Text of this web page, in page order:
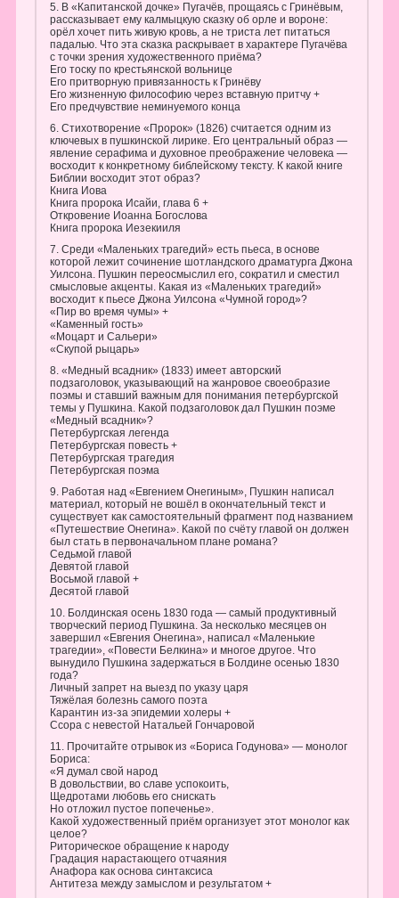
5. В «Капитанской дочке» Пугачёв, прощаясь с Гринёвым,
рассказывает ему калмыцкую сказку об орле и вороне:
орёл хочет пить живую кровь, а не триста лет питаться
падалью. Что эта сказка раскрывает в характере Пугачёва
с точки зрения художественного приёма?
Его тоску по крестьянской вольнице
Его притворную привязанность к Гринёву
Его жизненную философию через вставную притчу +
Его предчувствие неминуемого конца
6. Стихотворение «Пророк» (1826) считается одним из
ключевых в пушкинской лирике. Его центральный образ —
явление серафима и духовное преображение человека —
восходит к конкретному библейскому тексту. К какой книге
Библии восходит этот образ?
Книга Иова
Книга пророка Исайи, глава 6 +
Откровение Иоанна Богослова
Книга пророка Иезекииля
7. Среди «Маленьких трагедий» есть пьеса, в основе
которой лежит сочинение шотландского драматурга Джона
Уилсона. Пушкин переосмыслил его, сократил и сместил
смысловые акценты. Какая из «Маленьких трагедий»
восходит к пьесе Джона Уилсона «Чумной город»?
«Пир во время чумы» +
«Каменный гость»
«Моцарт и Сальери»
«Скупой рыцарь»
8. «Медный всадник» (1833) имеет авторский
подзаголовок, указывающий на жанровое своеобразие
поэмы и ставший важным для понимания петербургской
темы у Пушкина. Какой подзаголовок дал Пушкин поэме
«Медный всадник»?
Петербургская легенда
Петербургская повесть +
Петербургская трагедия
Петербургская поэма
9. Работая над «Евгением Онегиным», Пушкин написал
материал, который не вошёл в окончательный текст и
существует как самостоятельный фрагмент под названием
«Путешествие Онегина». Какой по счёту главой он должен
был стать в первоначальном плане романа?
Седьмой главой
Девятой главой
Восьмой главой +
Десятой главой
10. Болдинская осень 1830 года — самый продуктивный
творческий период Пушкина. За несколько месяцев он
завершил «Евгения Онегина», написал «Маленькие
трагедии», «Повести Белкина» и многое другое. Что
вынудило Пушкина задержаться в Болдине осенью 1830
года?
Личный запрет на выезд по указу царя
Тяжёлая болезнь самого поэта
Карантин из-за эпидемии холеры +
Ссора с невестой Натальей Гончаровой
11. Прочитайте отрывок из «Бориса Годунова» — монолог
Бориса:
«Я думал свой народ
В довольствии, во славе успокоить,
Щедротами любовь его снискать
Но отложил пустое попеченье».
Какой художественный приём организует этот монолог как
целое?
Риторическое обращение к народу
Градация нарастающего отчаяния
Анафора как основа синтаксиса
Антитеза между замыслом и результатом +